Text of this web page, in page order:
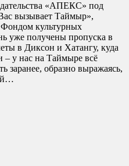
«АПЕКС» под
вызывает Таймыр»,
культурных
уже получены пропуска в
в Диксон и Хатангу, куда
– у нас на Таймыре всё
заранее, образно выражаясь,